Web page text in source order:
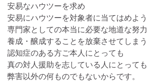
安易なハウツーを求め
安易にハウツーを対象者に当てはめよ
専門家としての本当に必要な地道な努
養成・醸成することを放棄させてしま
認知症のある方ご本人にとっても
真の対人援助を志している人にとっても
弊害以外の何ものでもないからです。